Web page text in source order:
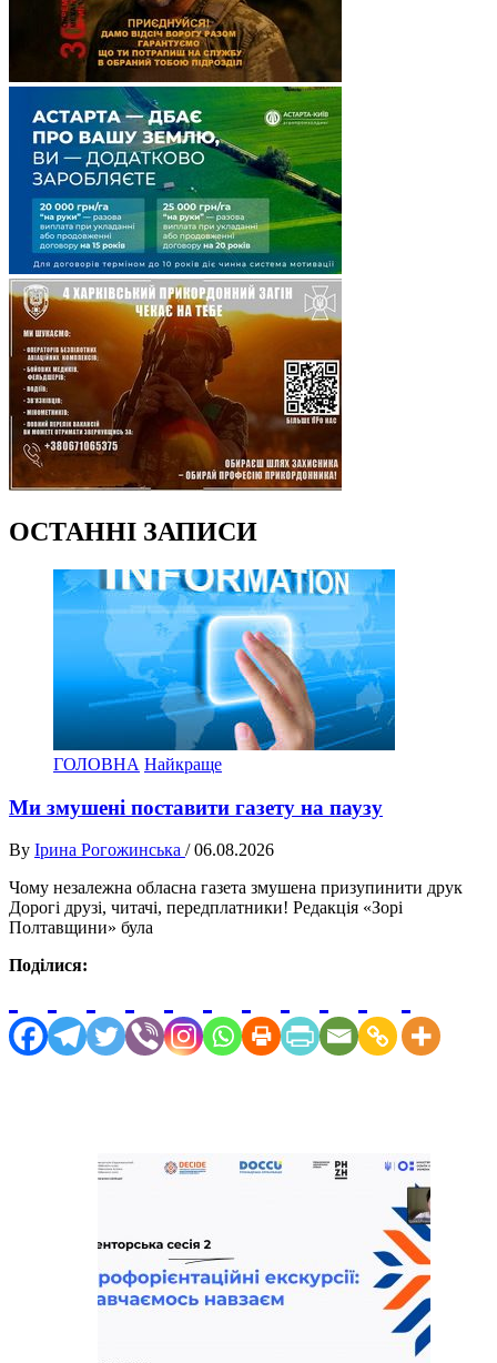
ОСТАННІ ЗАПИСИ
ГОЛОВНА Найкраще
Ми змушені поставити газету на паузу
By Ірина Рогожинська / 06.08.2026
Чому незалежна обласна газета змушена призупинити друк
Дорогі друзі, читачі, передплатники! Редакція «Зорі
Полтавщини» була
Поділися: